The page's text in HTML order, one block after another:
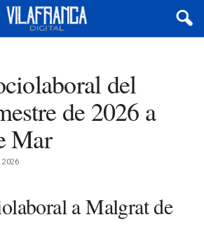
del
de 2026 a
Mar
2026
a Malgrat de